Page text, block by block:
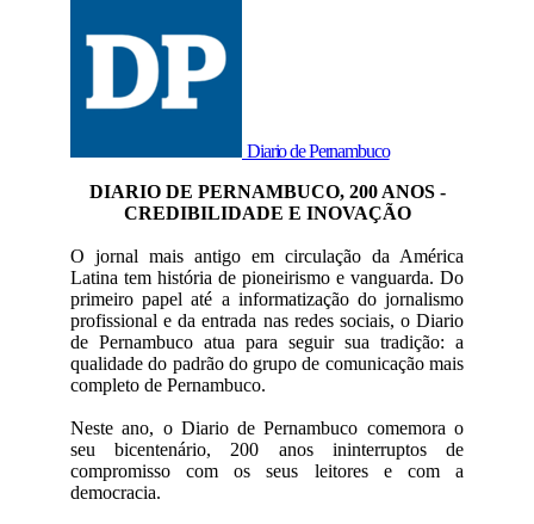
Diario de Pernambuco
DIARIO DE PERNAMBUCO, 200 ANOS -
CREDIBILIDADE E INOVAÇÃO
O jornal mais antigo em circulação da América
Latina tem história de pioneirismo e vanguarda. Do
primeiro papel até a informatização do jornalismo
profissional e da entrada nas redes sociais, o Diario
de Pernambuco atua para seguir sua tradição: a
qualidade do padrão do grupo de comunicação mais
completo de Pernambuco.
Neste ano, o Diario de Pernambuco comemora o
seu bicentenário, 200 anos ininterruptos de
compromisso com os seus leitores e com a
democracia.